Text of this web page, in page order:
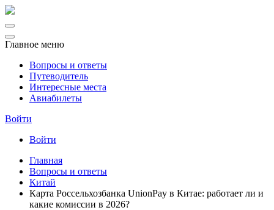
Главное меню
Вопросы и ответы
Путеводитель
Интересные места
Авиабилеты
Войти
Войти
Главная
Вопросы и ответы
Китай
Карта Россельхозбанка UnionPay в Китае: работает ли и
какие комиссии в 2026?